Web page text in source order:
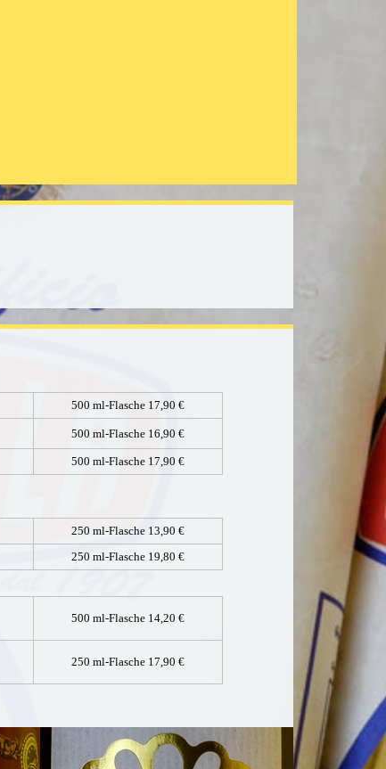
500 ml-Flasche 17,90 €
500 ml-Flasche 16,90 €
500 ml-Flasche 17,90 €
250 ml-Flasche 13,90 €
250 ml-Flasche 19,80 €
500 ml-Flasche 14,20 €
250 ml-Flasche 17,90 €